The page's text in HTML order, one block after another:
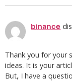
binance
Thank you for your
ideas. It is your
But, I have a